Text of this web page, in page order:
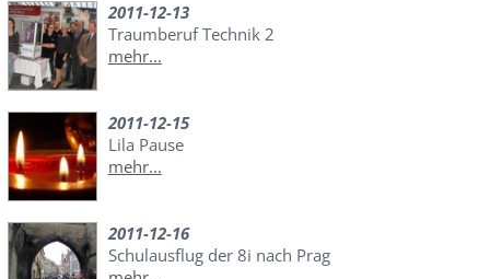
2011-12-13
Traumberuf Technik 2
mehr...
2011-12-15
Lila Pause
mehr...
2011-12-16
Schulausflug der 8i nach Prag